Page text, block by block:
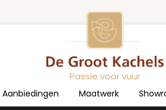
Passie voor vuur
Aanbiedingen Maatwerk